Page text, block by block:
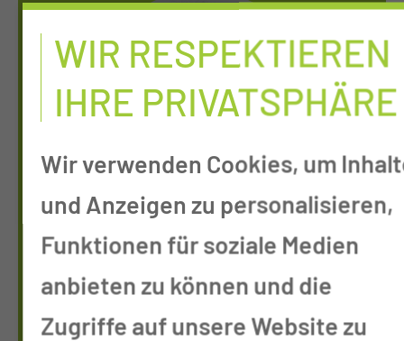
OBERARZT HNO-KRANKHEITEN,
THO­MAS WOG­GON
WIR RESPEKTIEREN
IHRE PRIVATSPHÄRE
Wir verwenden Cookies, um
und Anzeigen zu personalisieren,
Funktionen für soziale Medien
anbieten zu können und die
Zugriffe auf unsere Website zu